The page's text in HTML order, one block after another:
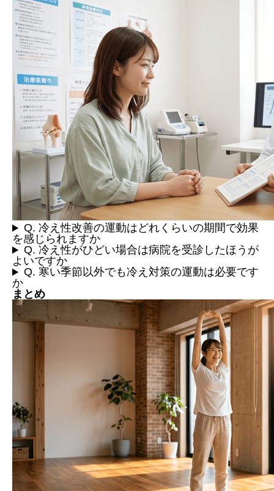
Q. 冷え性改善の運動はどれくらいの期間で効果
を感じられますか
Q. 冷え性がひどい場合は病院を受診したほうが
よいですか
Q. 寒い季節以外でも冷え対策の運動は必要です
か
まとめ